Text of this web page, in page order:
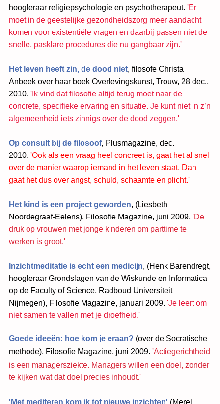
hoogleraar religiepsychologie en psychotherapeut. 'Er
moet in de geestelijke gezondheidszorg meer aandacht
komen voor existentiële vragen en daarbij passen niet de
snelle, pasklare procedures die nu gangbaar zijn.'
Het leven heeft zin, de dood niet, filosofe Christa
Anbeek over haar boek Overlevingskunst, Trouw, 28 dec.,
2010. 'Ik vind dat filosofie altijd terug moet naar de
concrete, specifieke ervaring en situatie. Je kunt niet in z’n
algemeenheid iets zinnigs over de dood zeggen.'
Op consult bij de filosoof, Plusmagazine, dec.
2010. 'Ook als een vraag heel concreet is, gaat het al snel
over de manier waarop iemand in het leven staat. Dan
gaat het dus over angst, schuld, schaamte en plicht.'
Het kind is een project geworden, (Liesbeth
Noordegraaf-Eelens), Filosofie Magazine, juni 2009, 'De
druk op vrouwen met jonge kinderen om parttime te
werken is groot.'
Inzichtmeditatie is echt een medicijn, (Henk Barendregt,
hoogleraar Grondslagen van de Wiskunde en Informatica
op de Faculty of Science, Radboud Universiteit
Nijmegen), Filosofie Magazine, januari 2009. 'Je leert om
niet samen te vallen met je droefheid.'
Goede ideeën: hoe kom je eraan? (over de Socratische
methode), Filosofie Magazine, juni 2009. 'Actiegerichtheid
is een managersziekte. Managers willen een doel, zonder
te kijken wat dat doel precies inhoudt.'
'Met mediteren kom ik tot nieuwe inzichten' (Merel